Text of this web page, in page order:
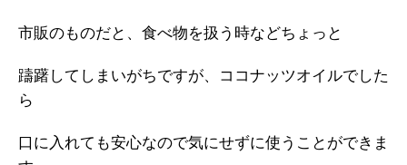
市販のものだと、食べ物を扱う時などちょっと
躊躇してしまいがちですが、ココナッツオイルでした
ら
口に入れても安心なので気にせずに使うことができま